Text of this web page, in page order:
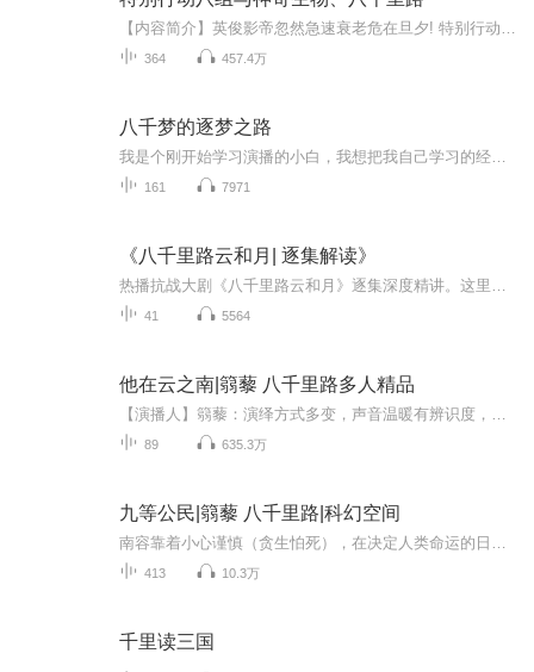
364 457.4万
八千梦的逐梦之路
161 7971
《八千里路云和月| 逐集解读》
41 5564
他在云之南|篛藜 八千里路多人精品
89 635.3万
九等公民|篛藜 八千里路|科幻空间
413 10.3万
千里读三国